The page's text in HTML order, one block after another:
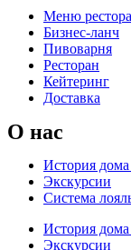
Меню
Бизнес-ланч
Пивоварня
Ресторан
Кейтеринг
Доставка
О нас
История дома
Экскурсии
Система
История дома
Экскурсии